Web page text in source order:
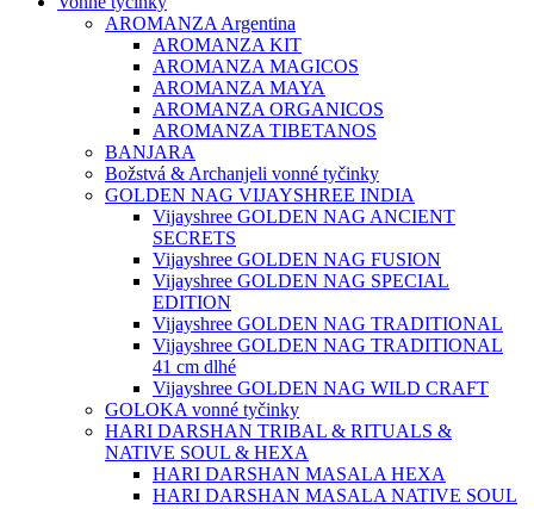
AROMANZA Argentina
AROMANZA KIT
AROMANZA MAGICOS
AROMANZA MAYA
AROMANZA ORGANICOS
AROMANZA TIBETANOS
BANJARA
Božstvá & Archanjeli vonné tyčinky
GOLDEN NAG VIJAYSHREE INDIA
Vijayshree GOLDEN NAG ANCIENT
SECRETS
Vijayshree GOLDEN NAG FUSION
Vijayshree GOLDEN NAG SPECIAL
EDITION
Vijayshree GOLDEN NAG TRADITIONAL
Vijayshree GOLDEN NAG TRADITIONAL
41 cm dlhé
Vijayshree GOLDEN NAG WILD CRAFT
GOLOKA vonné tyčinky
HARI DARSHAN TRIBAL & RITUALS &
NATIVE SOUL & HEXA
HARI DARSHAN MASALA HEXA
HARI DARSHAN MASALA NATIVE SOUL